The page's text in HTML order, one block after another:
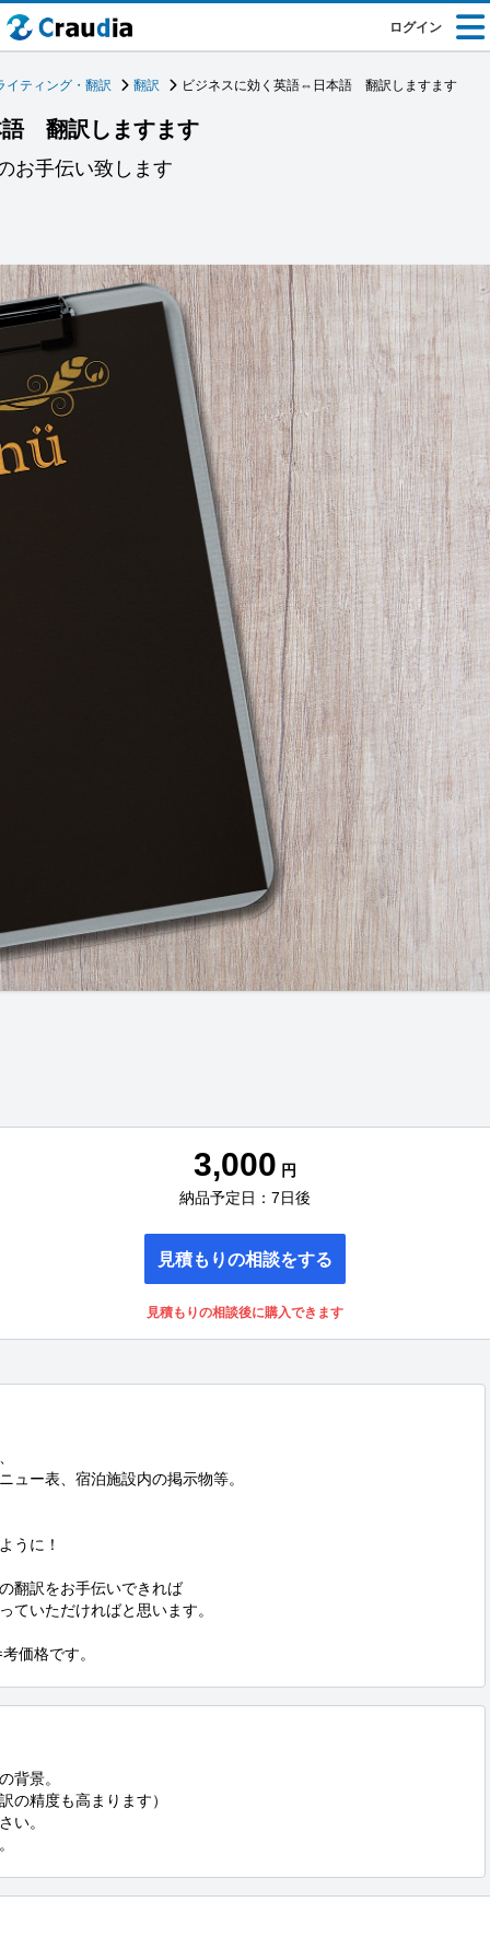
ログイン
イティング・翻訳 翻訳 ビジネスに効く英語⇔日本語 翻訳しますます
翻訳しますます
お手伝い致します
3,000 円
納品予定日：7日後
見積もりの相談をする
見積もりの相談後に購入できます
ュー表、宿泊施設内の掲示物等。
うに！
翻訳をお手伝いできれば
ていただければと思います。
価格です。
背景。
の精度も高まります）
い。